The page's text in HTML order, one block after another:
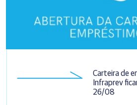
Carteira de
Infraprev
26/08